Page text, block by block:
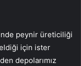
peynir üreticiliği
için ister
depolarımız